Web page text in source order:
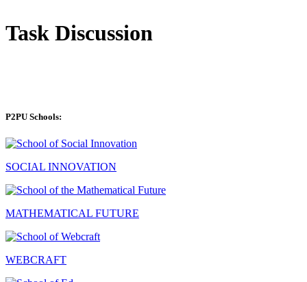
Task Discussion
P2PU Schools:
SOCIAL INNOVATION
MATHEMATICAL FUTURE
WEBCRAFT